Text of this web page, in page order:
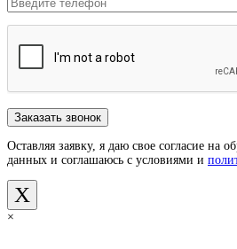
Оставляя заявку, я даю свое согласие на
данных и соглашаюсь с условиями и
X
×